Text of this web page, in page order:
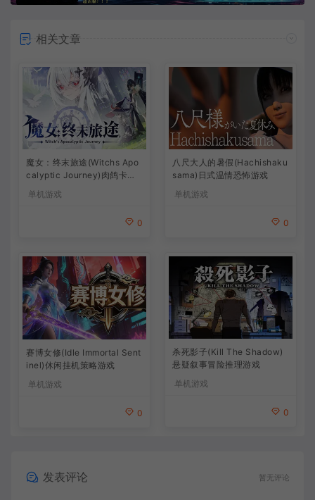
相关文章
魔女：终末旅途(Witchs Apo
calyptic Journey)肉鸽卡牌
单机游戏
0
八尺大人的暑假(Hachishaku
sama)日式温情恐怖游戏
单机游戏
0
赛博女修(Idle Immortal Sent
inel)休闲挂机策略游戏
单机游戏
0
杀死影子(Kill The Shadow)
悬疑叙事冒险推理游戏
单机游戏
0
发表评论 暂无评论